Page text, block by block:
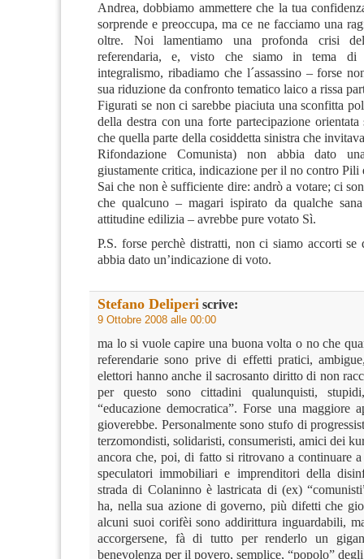
Andrea, dobbiamo ammettere che la tua
sorprende e preoccupa, ma ce ne facciamo una
oltre. Noi lamentiamo una profonda crisi
referendaria, e, visto che siamo in tema di
integralismo, ribadiamo che l´assassino – forse
sua riduzione da confronto tematico laico a rissa
Figurati se non ci sarebbe piaciuta una sconfitta
della destra con una forte partecipazione
che quella parte della cosiddetta sinistra che
Rifondazione Comunista) non abbia dato
giustamente critica, indicazione per il no contro Pili
Sai che non è sufficiente dire: andrò a votare; ci
che qualcuno – magari ispirato da qualche
attitudine edilizia – avrebbe pure votato Sì.
P.S. forse perchè distratti, non ci siamo accorti se
abbia dato un’indicazione di voto.
Stefano Deliperi scrive:
9 Ottobre 2008 alle 00:00
ma lo si vuole capire una buona volta o no che
referendarie sono prive di effetti pratici,
elettori hanno anche il sacrosanto diritto di non
per questo sono cittadini qualunquisti,
“educazione democratica”. Forse una maggiore
gioverebbe. Personalmente sono stufo di
terzomondisti, solidaristi, consumeristi, amici dei
ancora che, poi, di fatto si ritrovano a continuare
speculatori immobiliari e imprenditori della
strada di Colaninno è lastricata di (ex)
ha, nella sua azione di governo, più difetti che
alcuni suoi corifèi sono addirittura inguardabili,
accorgersene, fà di tutto per renderlo un
benevolenza per il povero, semplice, “popolo”